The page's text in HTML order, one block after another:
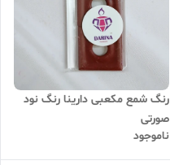
رنگ شمع مکعبی دارینا رنگ نود
صورتی
ناموجود